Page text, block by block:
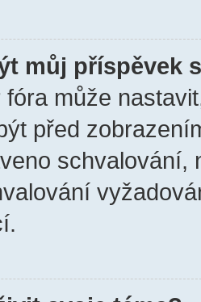
můj příspěvek
fóra může
před
schvalování,